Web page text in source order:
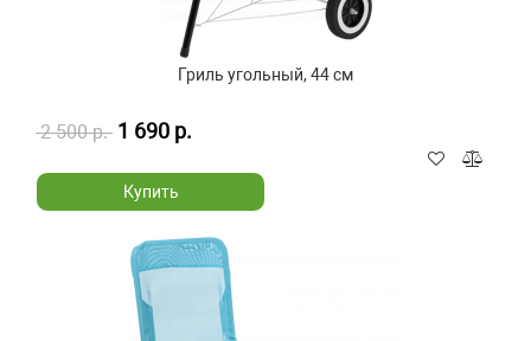
Гриль угольный, 44 см
2 500 р. 1 690 р.
Купить